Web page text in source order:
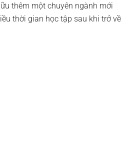
thêm một chuyên ngành mới
thời gian học tập sau khi trở về